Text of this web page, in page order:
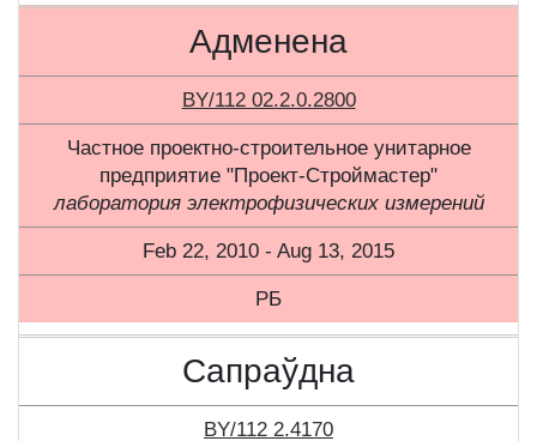
Адменена
BY/112 02.2.0.2800
Частное проектно-строительное унитарное
предприятие "Проект-Строймастер"
лаборатория электрофизических измерений
Feb 22, 2010 - Aug 13, 2015
РБ
Сапраўдна
BY/112 2.4170